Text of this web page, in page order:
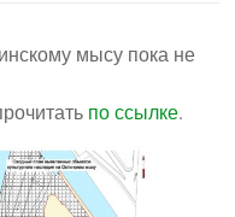
мысу пока не
по ссылке.